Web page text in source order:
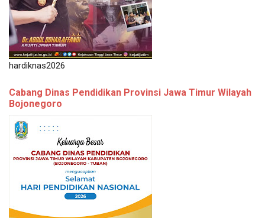
hardiknas2026
Cabang Dinas Pendidikan Provinsi Jawa Timur Wilayah
Bojonegoro